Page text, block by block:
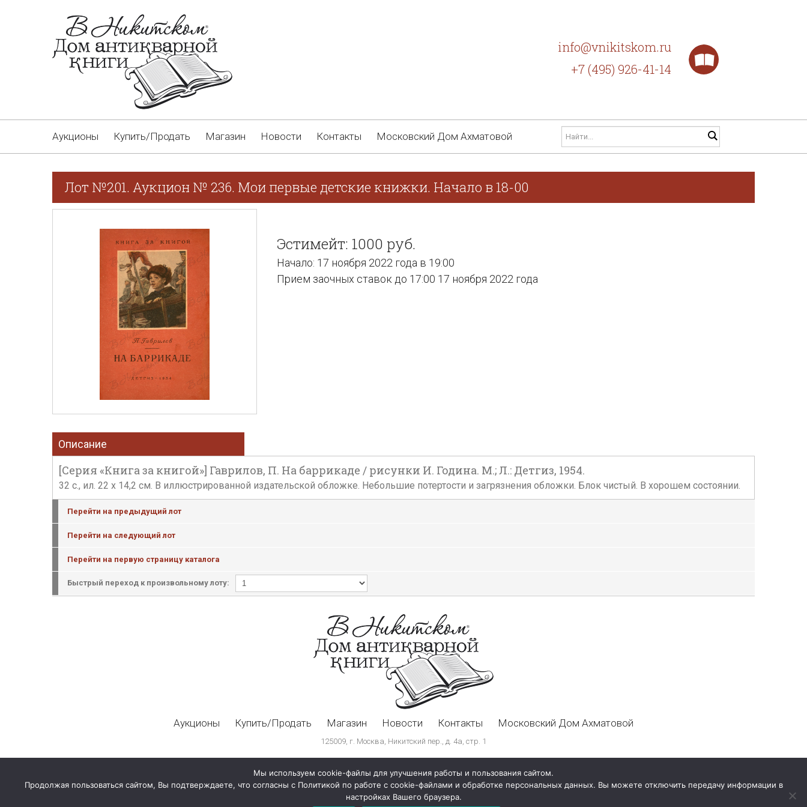
info@vnikitskom.ru
+7 (495) 926-41-14
Аукционы Купить/Продать Магазин Новости Контакты Московский Дом Ахматовой
Лот №201. Аукцион № 236. Мои первые детские книжки. Начало в 18-00
Эстимейт: 1000 руб.
Начало: 17 ноября 2022 года в 19:00
Прием заочных ставок до 17:00 17 ноября 2022 года
Описание
[Серия «Книга за книгой»] Гаврилов, П. На баррикаде / рисунки И. Година. М.; Л.: Детгиз, 1954.
32 с., ил. 22 х 14,2 см. В иллюстрированной издательской обложке. Небольшие потертости и загрязнения обложки. Блок чистый. В хорошем состоянии.
Перейти на предыдущий лот
Перейти на следующий лот
Перейти на первую страницу каталога
Быстрый переход к произвольному лоту:
Аукционы Купить/Продать Магазин Новости Контакты Московский Дом Ахматовой
125009, г. Москва, Никитский пер., д. 4а, стр. 1
Мы используем cookie-файлы для улучшения работы и пользования сайтом.
Продолжая пользоваться сайтом, Вы подтверждаете, что согласны с Политикой по работе с cookie-файлами и обработке персональных данных. Вы можете отключить передачу информации в
настройках Вашего браузера.